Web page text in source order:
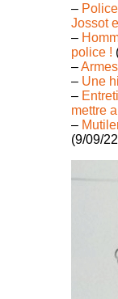
–
Jossot
–
police !
–
– Une
–
mettre
–
(9/09/